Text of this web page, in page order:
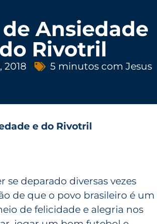
Ansiedade
Rivotril
2018 5 minutos com Jesus
e do Rivotril
se deparado diversas vezes
de que o povo brasileiro é um
de felicidade e alegria nos